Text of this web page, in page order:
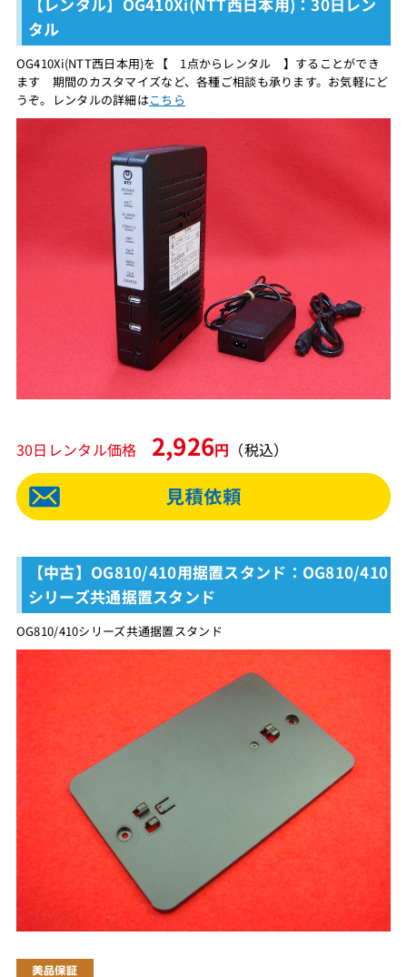
タル
OG410Xi(NTT西日本用)を【 1点からレンタル 】することができ
ます 期間のカスタマイズなど、各種ご相談も承ります。お気軽にど
うぞ。レンタルの詳細はこちら
30日レンタル価格 2,926円 （税込）
【中古】OG810/410用据置スタンド：OG810/410
シリーズ共通据置スタンド
OG810/410シリーズ共通据置スタンド